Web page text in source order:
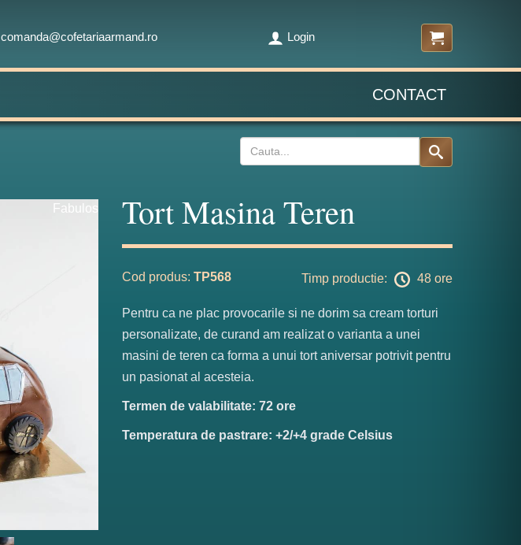
comanda@cofetariaarmand.ro Login
CONTACT
Fabulos Tort Masina Teren
Cod produs: TP568 Timp productie: 48 ore
Pentru ca ne plac provocarile si ne dorim sa cream torturi
personalizate, de curand am realizat o varianta a unei
masini de teren ca forma a unui tort aniversar potrivit pentru
un pasionat al acesteia.
Termen de valabilitate: 72 ore
Temperatura de pastrare: +2/+4 grade Celsius